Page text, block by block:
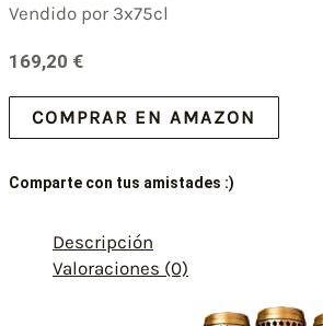
Vendido por 3x75cl
169,20 €
COMPRAR EN AMAZON
Comparte con tus amistades :)
Descripción
Valoraciones (0)